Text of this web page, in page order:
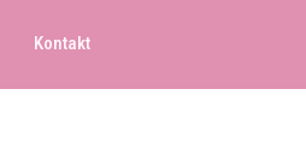
Kontakt